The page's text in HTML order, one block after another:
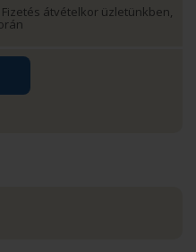
átvételkor üzletünkben,